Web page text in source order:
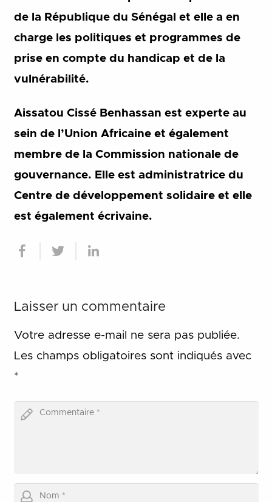
de la République du Sénégal et elle a en
charge les politiques et programmes de
prise en compte du handicap et de la
vulnérabilité.
Aissatou Cissé Benhassan est experte au
sein de l’Union Africaine et également
membre de la Commission nationale de
gouvernance. Elle est administratrice du
Centre de développement solidaire et elle
est également écrivaine.
Laisser un commentaire
Votre adresse e-mail ne sera pas publiée.
Les champs obligatoires sont indiqués avec
*